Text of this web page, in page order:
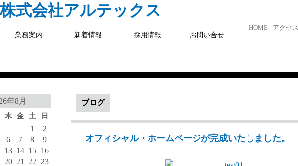
式会社アルテックス
HOME アクセス
業務案内 新着情報 採用情報 お問い合せ
ブログ
オフィシャル・ホームページが完成いたしました。
年8月
木 金 土 日
1
2
6 7 8
9
13 14 15 16
20 21 22
23